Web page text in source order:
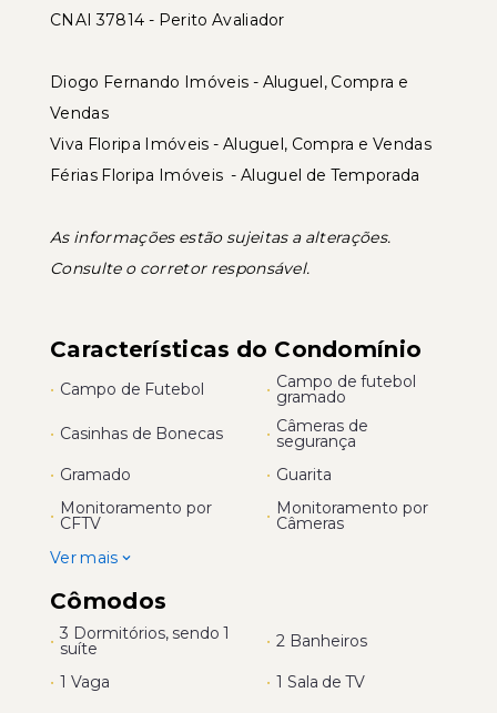
CNAI 37814 - Perito Avaliador
Diogo Fernando Imóveis - Aluguel, Compra e
Vendas
Viva Floripa Imóveis - Aluguel, Compra e Vendas
Férias Floripa Imóveis - Aluguel de Temporada
As informações estão sujeitas a alterações.
Consulte o corretor responsável.
Características do Condomínio
• Campo de Futebol • Campo de futebol
gramado
• Casinhas de Bonecas • Câmeras de
segurança
• Gramado • Guarita
• Monitoramento por
CFTV • Monitoramento por
Câmeras
Ver mais
Cômodos
• 3 Dormitórios, sendo 1
suíte • 2 Banheiros
• 1 Vaga • 1 Sala de TV